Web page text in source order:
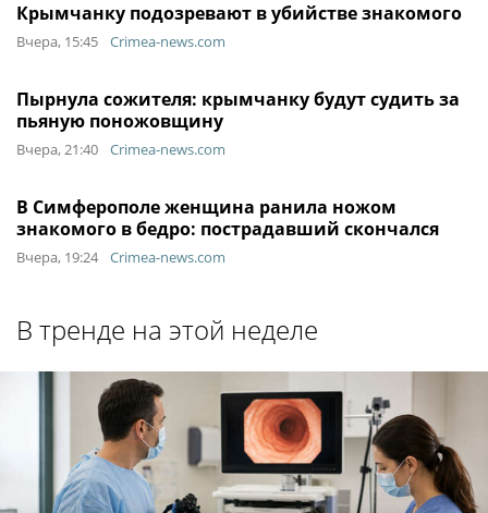
Крымчанку подозревают в убийстве знакомого
Вчера, 15:45 Crimea-news.com
Пырнула сожителя: крымчанку будут судить за
пьяную поножовщину
Вчера, 21:40 Crimea-news.com
В Симферополе женщина ранила ножом
знакомого в бедро: пострадавший скончался
Вчера, 19:24 Crimea-news.com
В тренде на этой неделе